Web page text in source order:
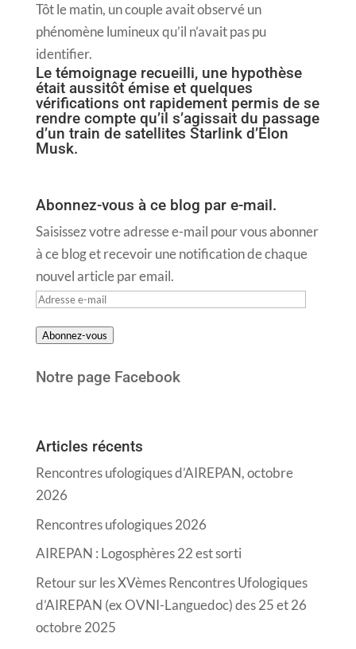
Tôt le matin, un couple avait observé un
phénomène lumineux qu’il n’avait pas pu
identifier.
Le témoignage recueilli, une hypothèse
était aussitôt émise et quelques
vérifications ont rapidement permis de se
rendre compte qu’il s’agissait du passage
d’un train de satellites Starlink d’Elon
Musk.
Abonnez-vous à ce blog par e-mail.
Saisissez votre adresse e-mail pour vous abonner
à ce blog et recevoir une notification de chaque
nouvel article par email.
Adresse
mail
Abonnez-vous
Notre page Facebook
Articles récents
Rencontres ufologiques d’AIREPAN, octobre
2026
Rencontres ufologiques 2026
AIREPAN : Logosphères 22 est sorti
Retour sur les XVèmes Rencontres Ufologiques
d’AIREPAN (ex OVNI-Languedoc) des 25 et 26
octobre 2025